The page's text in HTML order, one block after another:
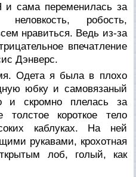
сама переменилась за
робость,
нравиться. Ведь из-за
впечатление
Дэнверс.
Одета я была в плохо
юбку и самовязаный
и скромно плелась за
короткое тело
каблуках. На ней
рукавами, крохотная
лоб, голый, как